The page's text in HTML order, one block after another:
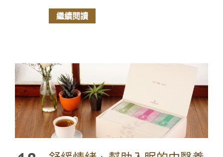
繼續閱讀